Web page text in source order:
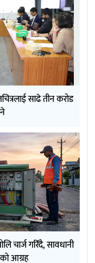
साढे तीन करोड
चार्ज गरिँदै, सावधानी
आग्रह